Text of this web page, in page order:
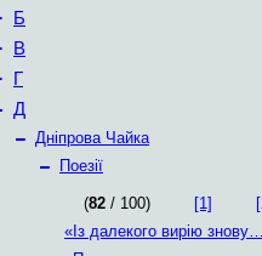
Б
В
Г
Д
– Дніпрова Чайка
–
Поезії
(82 / 100) [1]
«Із далекого вирію